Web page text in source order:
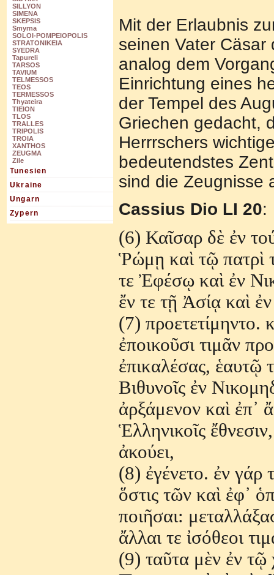
SILLYON
SIMENA
SKEPSIS
Smyrna
SOLOI-POMPEIOPOLIS
STRATONIKEIA
SYEDRA
Tapureli
TARSOS
TAVIUM
TELMESSOS
TEOS
TERMESSOS
Thyateira
TIEION
TLOS
TRALLES
TRIPOLIS
TROIA
XANTHOS
ZEUGMA
Zile
Tunesien
Ukraine
Ungarn
Zypern
Mit der Erlaubnis
seinen Vater Cäsar
analog dem
Einrichtung eines
der Tempel des
Griechen gedacht,
Herrrschers
bedeutendstes
sind die Zeugnisse
Cassius Dio LI 20:
(6) Καῖσαρ δὲ ἐν
Ῥώμῃ καὶτῷ πατρὶ
τε Ἐφέσῳ καὶ ἐν
ἔν τε τῇ Ἀσίᾳ καὶ ἐ
(7) προετετίμηντο.
ἐποικοῦσι τιμᾶν
ἐπικαλέσας, ἑαυτῷ
Βιθυνοῖς ἐν
ἀρξάμενον καὶ ἐπ᾽ ἄ
Ἑλληνικοῖς ἔ
ἀκούει,
(8) ἐγένετο. ἐν γάρ
ὅστις τῶν καὶ ἐφ᾽ ὁ
ποιῆσαι:
ἄλλαι τε ἰσόθεοι
(9) ταῦτα μὲν ἐν τῷ